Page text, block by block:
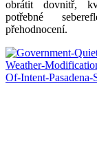
obrátit dovnitř,
potřebné
přehodnocení.